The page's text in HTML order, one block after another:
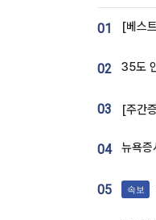
01
02
03
04
05 속보